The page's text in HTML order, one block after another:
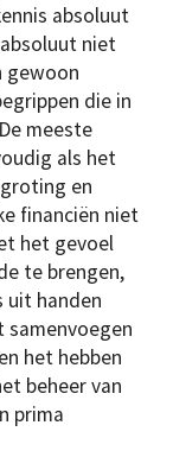
absoluut
niet
gewoon
die in
meeste
als het
en
financiën niet
het gevoel
te brengen,
uit handen
samenvoegen
het hebben
beheer van
prima